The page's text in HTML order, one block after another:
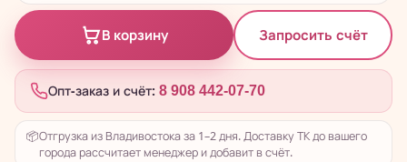
В корзину Запросить счёт
Опт-заказ и счёт: 8 908 442-07-70
📦Отгрузка из Владивостока за 1–2 дня. Доставку ТК до вашего
города рассчитает менеджер и добавит в счёт.